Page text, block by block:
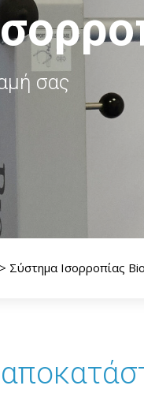
σας
> Σύστημα Ισορροπίας